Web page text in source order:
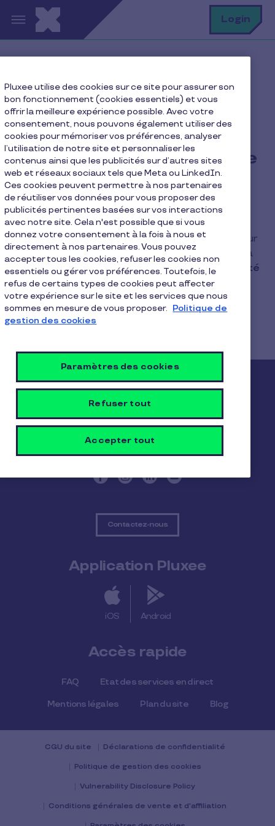
Aller au contenu principal Login
Que se passe-t-il si la date de validité des chèques est
dépassée ?
Que se passe-t-il si la date
de validité des chèques
est dépassée ?
Pour les commerçants seulement (et non pour
les bénéficiaires de chèques) le remboursement a
lieu pendantdeux mois après la date de validité
indiquée sur les chèques. Passé ce délai de deux
mois, les chèques ne pourront plus être
remboursés.
Pluxee
Le Groupe Pluxee Notre impact positif
Nous contacter
Contactez-nous
Application Pluxee
iOS Android
Accès rapide
FAQ Etat des services en direct
Mentions légales Plan du site Blog
CGU du site Déclarations de confidentialité
Politique de gestion des cookies
Vulnerability Disclosure Policy
Conditions générales de vente et d'affiliation
Pluxee utilise des cookies sur ce site pour assurer son
bon fonctionnement (cookies essentiels) et vous
offrir la meilleure expérience possible. Avec votre
consentement, nous pouvons également utiliser des
cookies pour mémoriser vos préférences, analyser
l’utilisation de notre site et personnaliser les
contenus ainsi que les publicités sur d’autres sites
web et réseaux sociaux tels que Meta ou LinkedIn.
Ces cookies peuvent permettre à nos partenaires
de réutiliser vos données pour vous proposer des
publicités pertinentes basées sur vos interactions
avec notre site. Cela n'est possible que si vous
donnez votre consentement à la fois à nous et
directement à nos partenaires. Vous pouvez
accepter tous les cookies, refuser les cookies non
essentiels ou gérer vos préférences. Toutefois, le
refus de certains types de cookies peut affecter
votre expérience sur le site et les services que nous
sommes en mesure de vous proposer. Politique de
gestion des cookies
Paramètres des cookies
Refuser tout
Accepter tout